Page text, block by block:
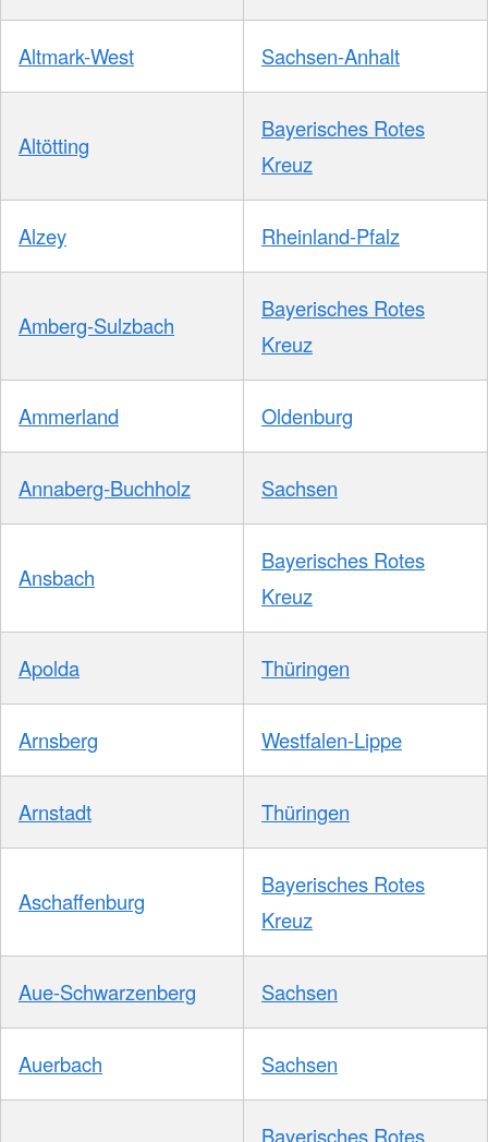
Altmark-West Sachsen-Anhalt
Altötting
Bayerisches Rotes
Kreuz
Alzey Rheinland-Pfalz
Amberg-Sulzbach
Bayerisches Rotes
Kreuz
Ammerland Oldenburg
Annaberg-Buchholz Sachsen
Ansbach
Bayerisches Rotes
Kreuz
Apolda Thüringen
Arnsberg Westfalen-Lippe
Arnstadt Thüringen
Aschaffenburg
Bayerisches Rotes
Kreuz
Aue-Schwarzenberg Sachsen
Auerbach Sachsen
Bayerisches Rotes